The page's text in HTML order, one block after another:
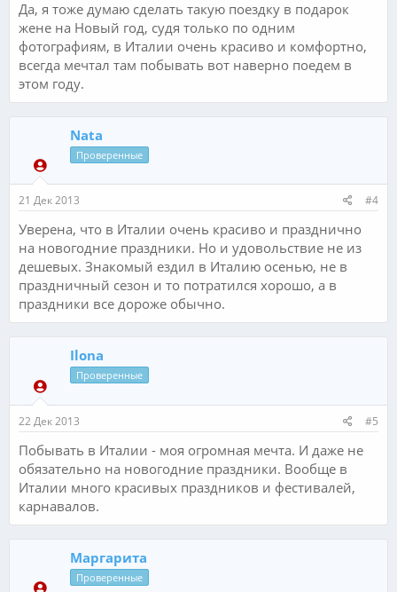
Да, я тоже думаю сделать такую поездку в подарок
жене на Новый год, судя только по одним
фотографиям, в Италии очень красиво и комфортно,
всегда мечтал там побывать вот наверно поедем в
этом году.
Nata
Проверенные
21 Дек 2013 #4
Уверена, что в Италии очень красиво и празднично
на новогодние праздники. Но и удовольствие не из
дешевых. Знакомый ездил в Италию осенью, не в
праздничный сезон и то потратился хорошо, а в
праздники все дороже обычно.
Ilona
Проверенные
22 Дек 2013 #5
Побывать в Италии - моя огромная мечта. И даже не
обязательно на новогодние праздники. Вообще в
Италии много красивых праздников и фестивалей,
карнавалов.
Маргарита
Проверенные